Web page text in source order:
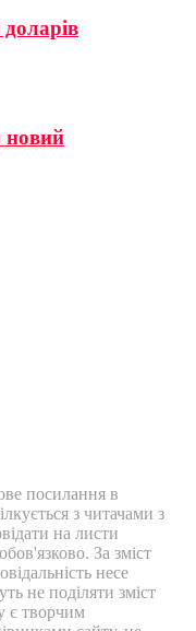
новий
посилання в
з читачами з
на листи
За зміст
несе
не поділяти зміст
є творчим